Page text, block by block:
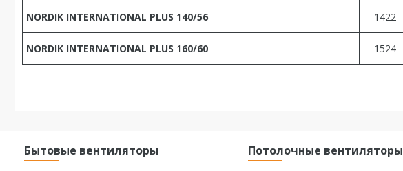
NORDIK INTERNATIONAL PLUS 140/56 1422
NORDIK INTERNATIONAL PLUS 160/60 1524
Бытовые вентиляторы Потолочные вентиляторы